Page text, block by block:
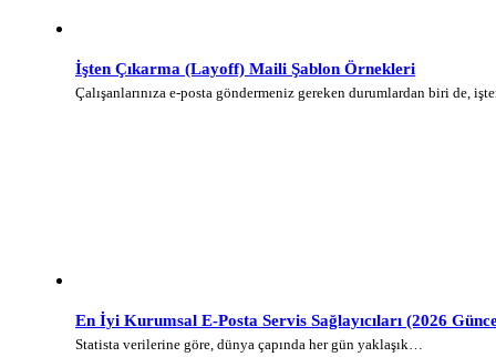
İşten Çıkarma (Layoff) Maili Şablon Örnekleri
Çalışanlarınıza e-posta göndermeniz gereken durumlardan biri de,
En İyi Kurumsal E-Posta Servis Sağlayıcıları (2026
Statista verilerine göre, dünya çapında her gün yaklaşık…